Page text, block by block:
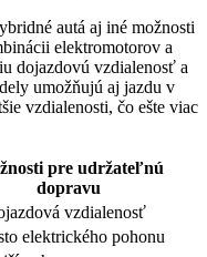
autá aj iné možnosti
elektromotorov a
dojazdovú vzdialenosť a
umožňujú aj jazdu v
vzdialenosti, čo ešte viac
pre udržateľnú
dopravu
vzdialenosť
elektrického pohonu